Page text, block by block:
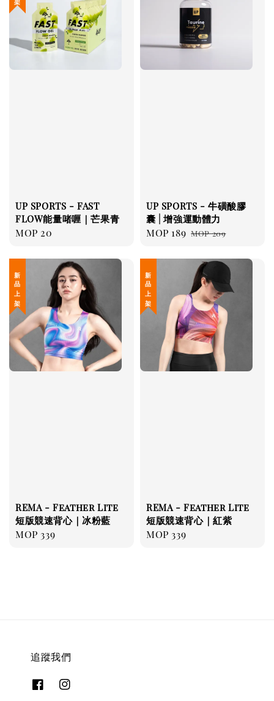
UP SPORTS - FAST
FLOW能量啫喱｜芒果青
Regular
MOP 20
UP SPORTS - 牛磺酸膠
囊 | 增強運動體力
Sale
MOP 189 Regular
MOP 209
新 品 上 架
REMA - Feather Lite
短版競速背心｜冰粉藍
Regular
MOP 339
新 品 上 架
REMA - Feather Lite
短版競速背心｜紅紫
Regular
MOP 339
追蹤我們